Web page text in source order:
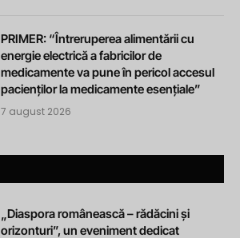
PRIMER: “Întreruperea alimentării cu
energie electrică a fabricilor de
medicamente va pune în pericol accesul
pacienților la medicamente esențiale”
7 august 2026
„Diaspora românească – rădăcini și
orizonturi”, un eveniment dedicat